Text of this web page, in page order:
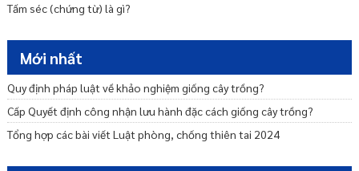
Tấm séc (chứng từ) là gì?
Mới nhất
Quy định pháp luật về khảo nghiệm giống cây trồng?
Cấp Quyết định công nhận lưu hành đặc cách giống cây trồng?
Tổng hợp các bài viết Luật phòng, chống thiên tai 2024